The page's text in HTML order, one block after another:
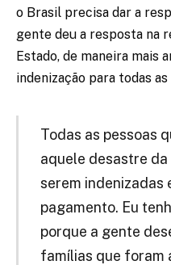
o Brasil precisa dar a
gente deu a resposta na
Estado, de maneira mais
indenização para todas
Todas as pessoas
aquele desastre
serem indenizadas
pagamento. Eu
porque a gente
famílias que foram